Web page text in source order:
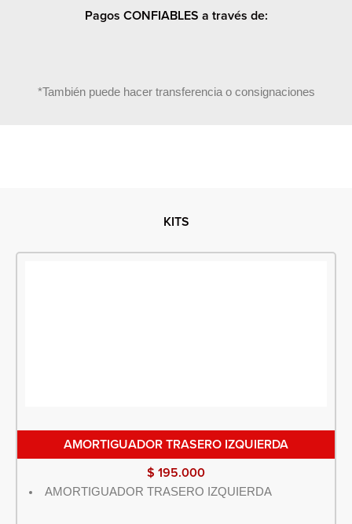
Pagos CONFIABLES a través de:
*También puede hacer transferencia o consignaciones
KITS
AMORTIGUADOR TRASERO IZQUIERDA
$ 195.000
AMORTIGUADOR TRASERO IZQUIERDA